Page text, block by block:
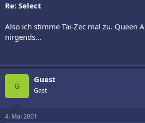
Re: Select
Also ich stimme Tai-Zec mal zu. Queen
nirgends...
G
Guest
Gast
4. Mai 2001